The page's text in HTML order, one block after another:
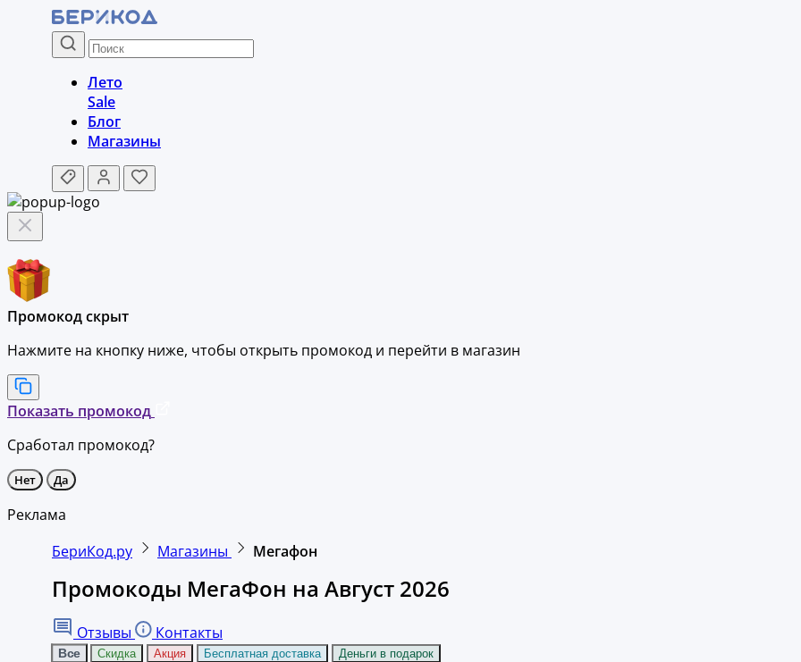
Лето
Sale
Блог
Магазины
Промокод скрыт
Нажмите на кнопку ниже, чтобы открыть промокод и перейти в магазин
Показать промокод
Сработал промокод?
Нет Да
Реклама
БериКод.ру
Магазины Мегафон
Промокоды МегаФон на Август 2026
Отзывы Контакты
Все Скидка Акция Бесплатная доставка Деньги в подарок